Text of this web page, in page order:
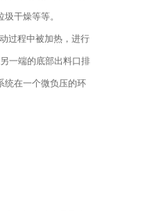
干燥等等。
过程中被加热，进行
一端的底部出料口排
统在一个微负压的环